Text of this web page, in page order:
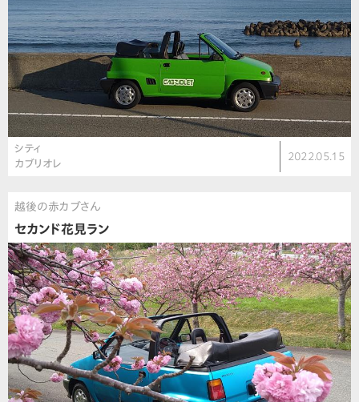
シティ
カブリオレ
2022.05.15
越後の赤カブさん
セカンド花見ラン